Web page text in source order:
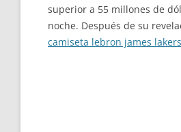
superior a 55 millones de
noche. Después de su
camiseta lebron james lakers